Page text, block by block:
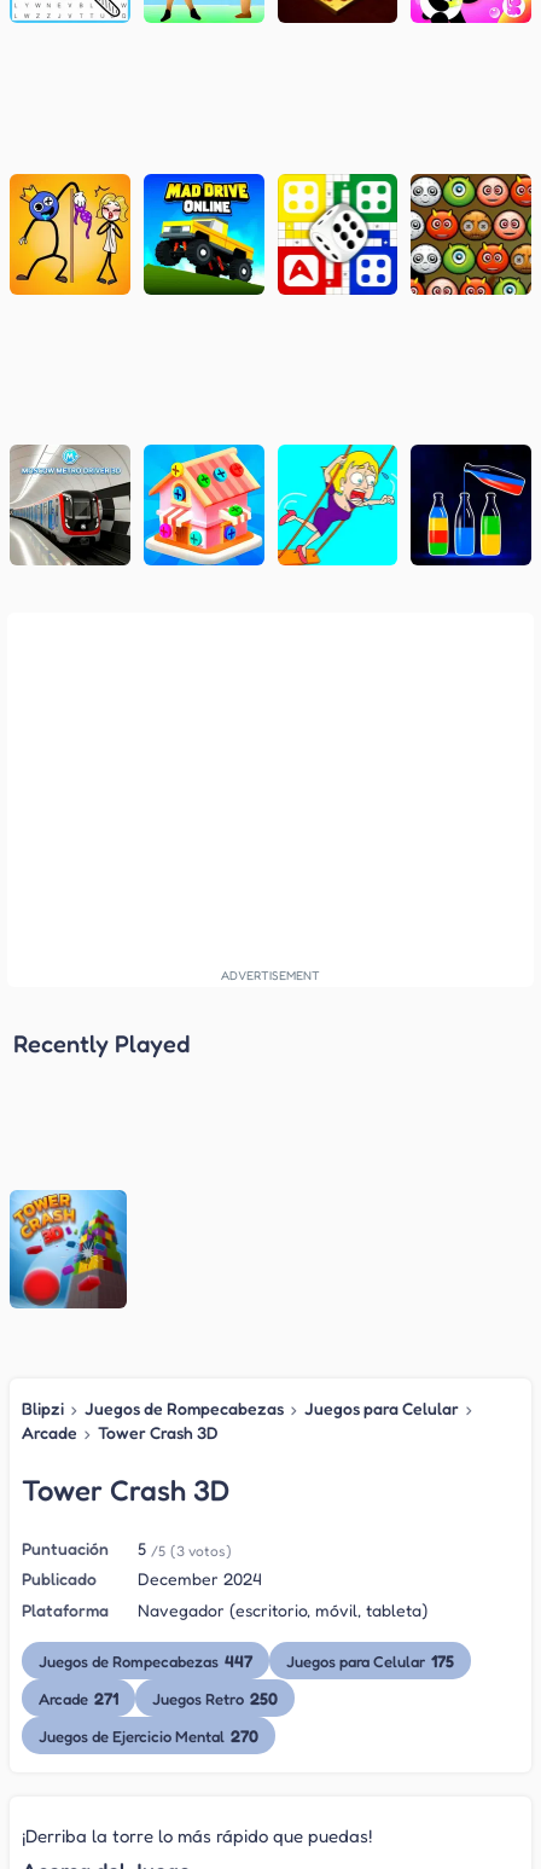
Recently Played
Blipzi › Juegos de Rompecabezas › Juegos para Celular ›
Arcade › Tower Crash 3D
Tower Crash 3D
Puntuación 5 /5 (3 votos)
Publicado
December 2024
Plataforma
Navegador (escritorio, móvil, tableta)
Juegos de Rompecabezas 447 Juegos para Celular 175
Arcade 271 Juegos Retro 250
Juegos de Ejercicio Mental 270
¡Derriba la torre lo más rápido que puedas!